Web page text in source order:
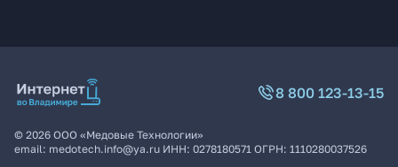
8 800 123-13-15
© 2026 ООО «Медовые Технологии»
email: medotech.info@ya.ru ИНН: 0278180571 ОГРН: 1110280037526